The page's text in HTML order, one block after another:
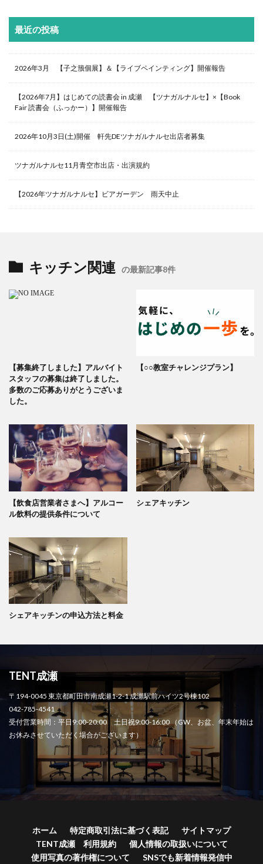
最近の投稿
2026年3月 【子之籏個展】＆【ライブペインティング】開催報告
【2026年7月】はじめての読書会 in 成瀬 【ツナガルナルセ】×【Book
Fair 読書会（ふっかー）】開催報告
2026年10月3日(土)開催 軒先DEツナガルナルセ出店者募集
ツナガルナルセ11月青空市出店・出演規約
【2026年ツナガルナルセ】ビアガーデン 雨天中止
キッチン関連 の最新記事8件
【募集終了しました】アルバイト
スタッフの募集は終了しました。
多数のご応募ありがとうございま
した。
【○○教室チャレンジプラン】
【飲食店営業者さまへ】アルコー
ル飲料の提供条件について
シェアキッチン
シェアキッチンの申込方法と料金
TENT成瀬
〒194-0045 東京都町田市南成瀬1-2-1 成瀬駅前ハイツ2号棟102
042-785-4541
受付営業時間：平日9:00-20:00 土日祝9:00-16:00 （GW、お盆、年末年始は
お休みさせていただく場合がございます）
ホーム 特定商取引法に基づく表記
サイトマップ
TENT成瀬 利用規約
個人情報の取扱いについて
使用写真の著作権について
SNSでも新着情報発信中